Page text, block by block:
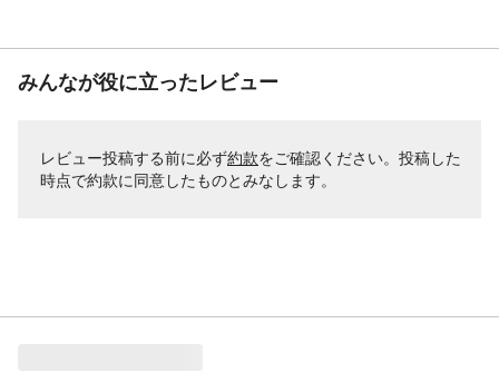
みんなが役に立ったレビュー
レビュー投稿する前に必ず約款をご確認ください。投稿した
時点で約款に同意したものとみなします。